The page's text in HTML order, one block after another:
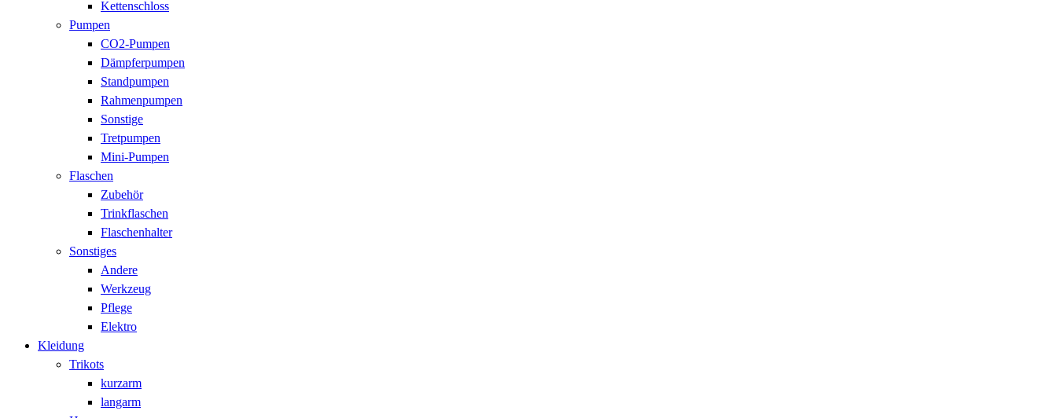
Kettenschloss
Pumpen
CO2-Pumpen
Dämpferpumpen
Standpumpen
Rahmenpumpen
Sonstige
Tretpumpen
Mini-Pumpen
Flaschen
Zubehör
Trinkflaschen
Flaschenhalter
Sonstiges
Andere
Werkzeug
Pflege
Elektro
Kleidung
Trikots
kurzarm
langarm